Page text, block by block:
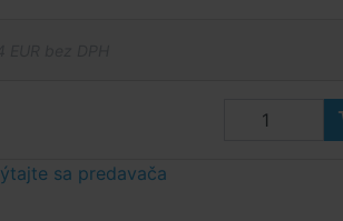
sa predavača